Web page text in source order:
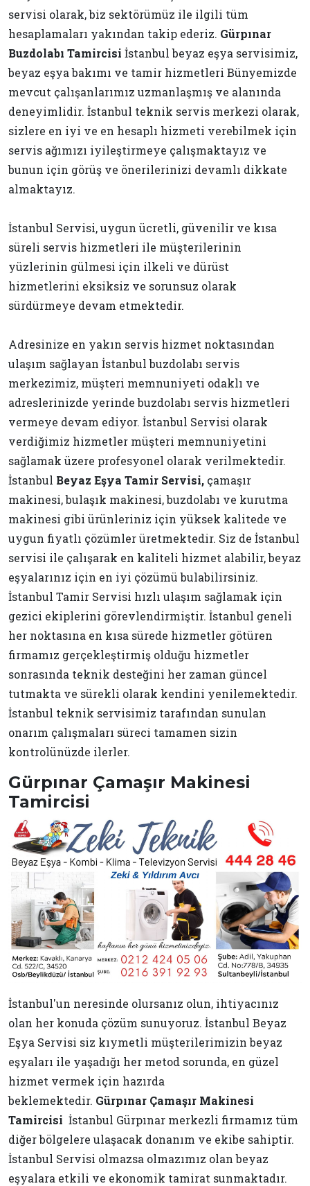
servisi olarak, biz sektörümüz ile ilgili tüm
hesaplamaları yakından takip ederiz. Gürpınar
Buzdolabı Tamircisi İstanbul beyaz eşya servisimiz,
beyaz eşya bakımı ve tamir hizmetleri Bünyemizde
mevcut çalışanlarımız uzmanlaşmış ve alanında
deneyimlidir. İstanbul teknik servis merkezi olarak,
sizlere en iyi ve en hesaplı hizmeti verebilmek için
servis ağımızı iyileştirmeye çalışmaktayız ve
bunun için görüş ve önerilerinizi devamlı dikkate
almaktayız.
İstanbul Servisi, uygun ücretli, güvenilir ve kısa
süreli servis hizmetleri ile müşterilerinin
yüzlerinin gülmesi için ilkeli ve dürüst
hizmetlerini eksiksiz ve sorunsuz olarak
sürdürmeye devam etmektedir.
Adresinize en yakın servis hizmet noktasından
ulaşım sağlayan İstanbul buzdolabı servis
merkezimiz, müşteri memnuniyeti odaklı ve
adreslerinizde yerinde buzdolabı servis hizmetleri
vermeye devam ediyor. İstanbul Servisi olarak
verdiğimiz hizmetler müşteri memnuniyetini
sağlamak üzere profesyonel olarak verilmektedir.
İstanbul Beyaz Eşya Tamir Servisi, çamaşır
makinesi, bulaşık makinesi, buzdolabı ve kurutma
makinesi gibi ürünleriniz için yüksek kalitede ve
uygun fiyatlı çözümler üretmektedir. Siz de İstanbul
servisi ile çalışarak en kaliteli hizmet alabilir, beyaz
eşyalarınız için en iyi çözümü bulabilirsiniz.
İstanbul Tamir Servisi hızlı ulaşım sağlamak için
gezici ekiplerini görevlendirmiştir. İstanbul geneli
her noktasına en kısa sürede hizmetler götüren
firmamız gerçekleştirmiş olduğu hizmetler
sonrasında teknik desteğini her zaman güncel
tutmakta ve sürekli olarak kendini yenilemektedir.
İstanbul teknik servisimiz tarafından sunulan
onarım çalışmaları süreci tamamen sizin
kontrolünüzde ilerler.
Gürpınar Çamaşır Makinesi
Tamircisi
İstanbul'un neresinde olursanız olun, ihtiyacınız
olan her konuda çözüm sunuyoruz. İstanbul Beyaz
Eşya Servisi siz kıymetli müşterilerimizin beyaz
eşyaları ile yaşadığı her metod sorunda, en güzel
hizmet vermek için hazırda
beklemektedir. Gürpınar Çamaşır Makinesi
Tamircisi İstanbul Gürpınar merkezli firmamız tüm
diğer bölgelere ulaşacak donanım ve ekibe sahiptir.
İstanbul Servisi olmazsa olmazımız olan beyaz
eşyalara etkili ve ekonomik tamirat sunmaktadır.